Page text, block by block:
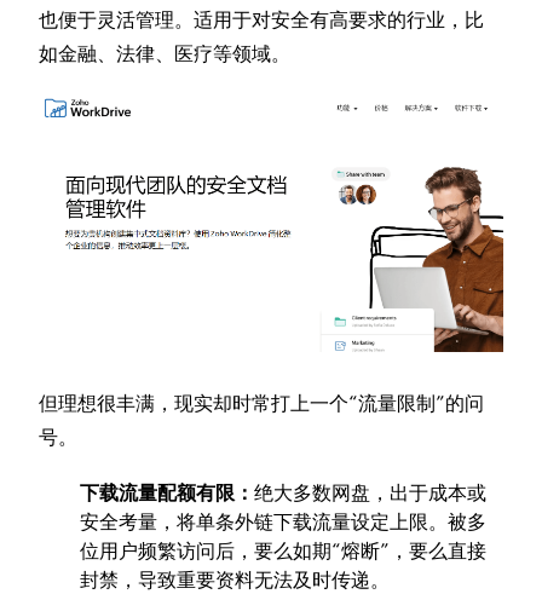
也便于灵活管理。适用于对安全有高要求的行业，比
如金融、法律、医疗等领域。
但理想很丰满，现实却时常打上一个“流量限制”的问
号。
下载流量配额有限：绝大多数网盘，出于成本或
安全考量，将单条外链下载流量设定上限。被多
位用户频繁访问后，要么如期“熔断”，要么直接
封禁，导致重要资料无法及时传递。